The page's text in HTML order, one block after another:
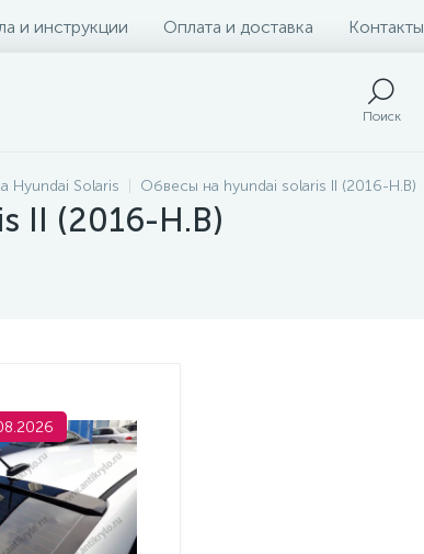
и инструкции Оплата и доставка Контакты
Поиск
Hyundai Solaris Обвесы на hyundai solaris II (2016-Н.В)
II (2016-Н.В)